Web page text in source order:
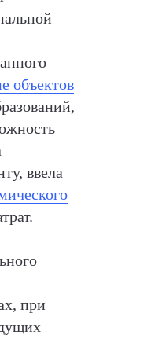
объектов
ввела
при